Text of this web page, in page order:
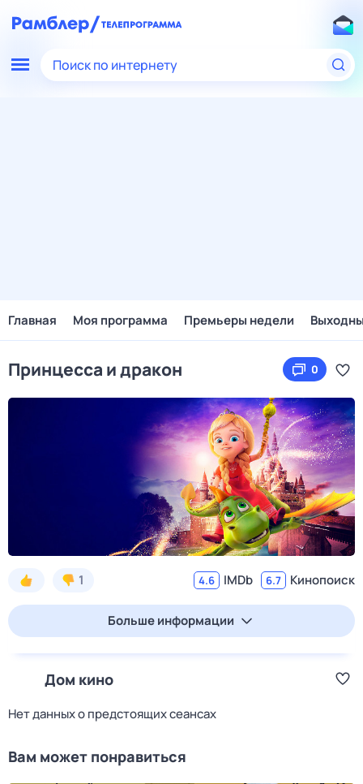
Поиск по интернету
Главная Моя программа Премьеры недели
Принцесса и дракон 0
1 4.6 IMDb 6.7 Кинопоиск
Больше информации
Дом кино
Нет данных о предстоящих сеансах
Вам может понравиться